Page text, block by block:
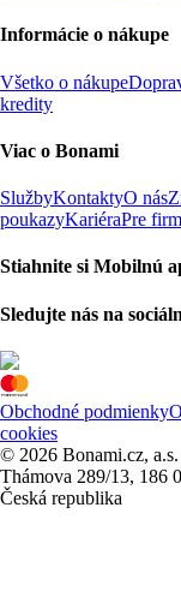
Informácie o nákupe
Všetko o nákupe
kredity
Viac o Bonami
SlužbyKontaktyO nás
poukazyKariéraPre
Stiahnite si Mobilnú
Sledujte nás na
Obchodné podmienky
cookies
© 2026 Bonami.cz,
Thámova 289/13, 186
Česká republika